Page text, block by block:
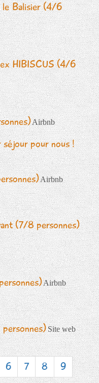
le Balisier (4/6
HIBISCUS (4/6
Airbnb
séjour pour nous !
Airbnb
(7/8 personnes)
Airbnb
Site web
6 7 8 9